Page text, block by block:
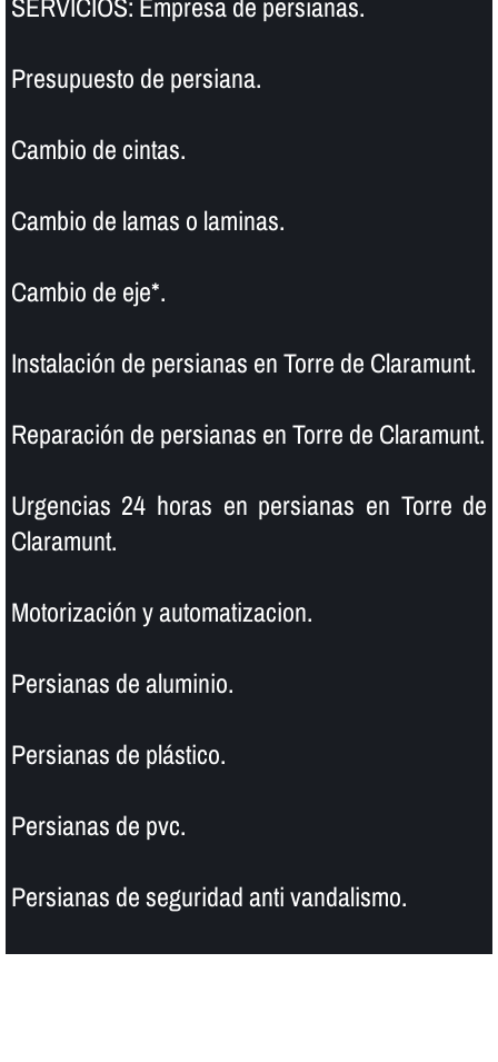
Presupuesto de persiana.
Cambio de cintas.
Cambio de lamas o laminas.
Cambio de eje*.
Instalación de persianas en Torre de Claramunt.
Reparación de persianas en Torre de Claramunt.
Urgencias 24 horas en persianas en Torre de
Claramunt.
Motorización y automatizacion.
Persianas de aluminio.
Persianas de plástico.
Persianas de pvc.
Persianas de seguridad anti vandalismo.